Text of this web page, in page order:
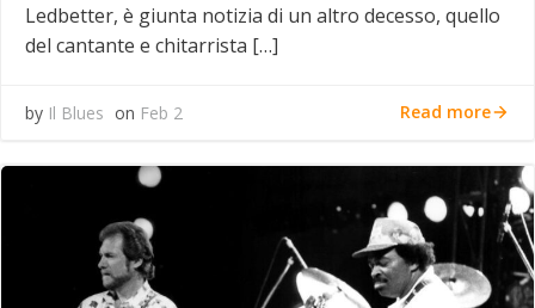
Ledbetter, è giunta notizia di un altro decesso, quello
del cantante e chitarrista […]
by Il Blues on Feb 2 Read more